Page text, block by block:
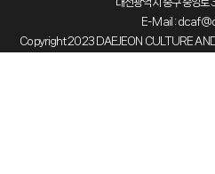
E-Mail :
Copyright 2023 DAEJEON CULTURE